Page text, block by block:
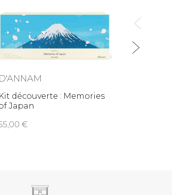
D'ANNAM
Kit découverte : Memories
Japan